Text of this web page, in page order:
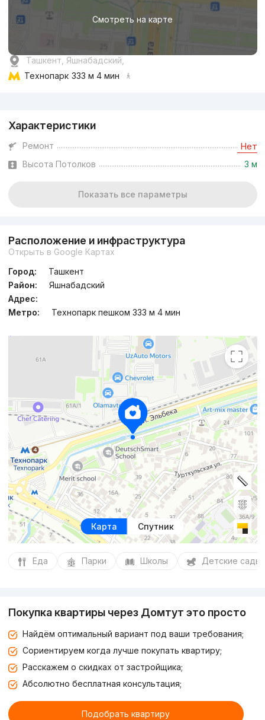
Смотреть на карте
Ташкент, Яшнабадский,
Технопарк 333 м 4 мин
Характеристики
Ремонт Нет
Высота Потолков 3 м
Показать все параметры
Расположение и инфраструктура
Открыть в Google Картах
Город:
Ташкент
Район:
Яшнабадский
Адрес:
Метро:
Технопарк пешком 333 м 4 мин
Карта Спутник
Еда Парки Школы Детские сады
Покупка квартиры через Домтут это просто
Найдём оптимальный вариант под ваши требования;
Сориентируем когда лучше покупать квартиру;
Расскажем о скидках от застройщика;
Абсолютно бесплатная консультация;
Подобрать квартиру